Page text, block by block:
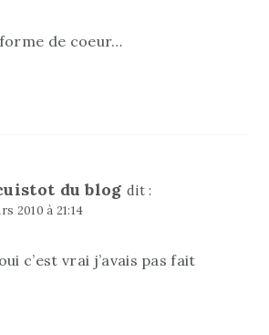
de coeur…
du blog dit :
2010 à 21:14
c’est vrai j’avais pas fait